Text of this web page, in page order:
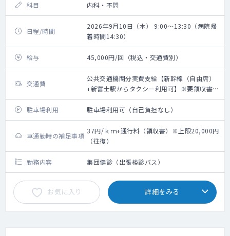
科目 内科・不問
日程/時間
2026年9月10日（木） 9:00～13:30（病院帰
着時間14:30）
給与 45,000円/回（税込・交通費別）
交通費
公共交通機関分実費支給【新幹線（自由席）
+新富士駅からタクシー利用可】※要領収書・
上限20,000円（往復）
駐車場利用
駐車場利用可（自己負担なし）
車通勤時の補足事項
37円/ｋｍ+通行料（領収書）※上限20,000円
（往復）
勤務内容 集団健診（出張検診バス）
お気に入り 詳細をみる